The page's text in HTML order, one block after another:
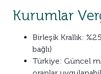
Kurumlar
Birleşik Krallık:
bağlı)
Türkiye: Güncel